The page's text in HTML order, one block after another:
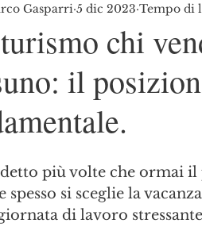
marketing
marketing territoriale
chi
il
Gasparri 5 dic 2023 Tempo di
più volte che ormai
spesso si sceglie la
di lavoro